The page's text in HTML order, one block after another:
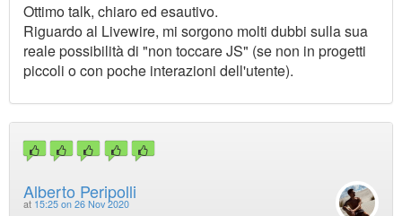
Ottimo talk, chiaro ed esautivo.
Riguardo al Livewire, mi sorgono molti dubbi sulla sua
reale possibilità di "non toccare JS" (se non in progetti
piccoli o con poche interazioni dell'utente).
Alberto Peripolli
at 15:25 on 26 Nov 2020